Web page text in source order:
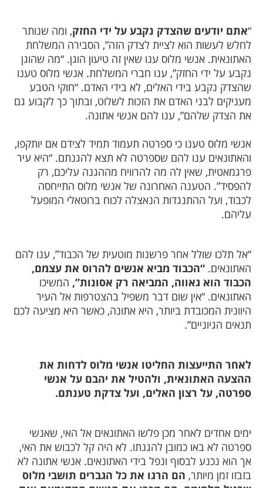
“אתם יודעים שהצדק נקבע על ידי החזק, ומה שנותר
לחלש לעשות הוא לציית לצדק הזה”, הסבירה המשלחת
האתונאית. אנשי מלוס ענו שאין זה טיעון הוגן. “מה שהוגן
נקבע על ידי החזק”, ענו חברי המשלחת. אנשי מלוס טענו
שהצדק נקבע בידי האלים, לא בידי האדם. “חוקי הטבע
מעניקים לבני האדם את הזכות לשלוט, ובתוך כך לקבוע גם
את הצדק שלהם”, ענו להם אנשי אתונה.
אנשי מלוס טענו כי ספרטה תעמוד תמיד לצידם אם יותקפו,
והאתונאים ענו להם שספרטה לא תצא להגנתם. “היא עיר
פרגמאטית, שאין לה מה להרוויח מההגנה עליכם, רק
להפסיד”. הטענה האחרונה של אנשי מלוס התייחסה
לכבוד, ועל ההתנגדות הנאצלה לכוח ברוטאלי המופעל
עליהם.
“אל תלכו שולל אחר פרשנות מוטעית של הכבוד”, ענו להם
האתונאים. “הכבוד מביא אנשים להרוס את עצמם,
הכבוד הוא גאווה, המביאה רק אסונות”,המשיכו
האתונאים. “אין שום דבר משפיל בהצטרפות אל העיר
היוונית המכובדת ביותר, היא אתונה, כאשר היא מציעה לכם
תנאים הגיוניים”.
לאחר התייעצות החליטו אנשי מלוס לדחות את
ההצעה האתונאית, ולהטיל את יהבם על אנשי
ספרטה, על רצון האלים, ועל צדקת טענתם.
ימים אחדים לאחר מכן פלשו האתונאים אל האי, שאנשי
ספרטה לא באו כמובן להגנתו. לא היה קל לכבוש את האי,
אך הוא נכנע לבסוף ונפל בידי האתונאים. אנשי אתונה לא
בזבזו זמן מיותר, הם הרגו את כל הגברים תושבי מלוס